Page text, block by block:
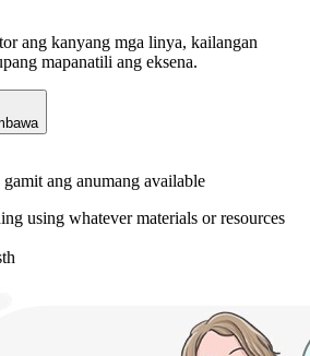
ang kanyang mga linya, kailangan
mapanatili ang eksena.
gamit ang anumang available
using whatever materials or resources